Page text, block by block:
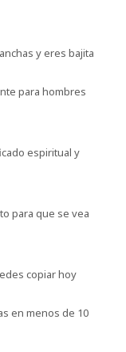
y eres bajita
para hombres
espiritual y
para que se vea
copiar hoy
en menos de 10